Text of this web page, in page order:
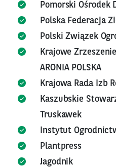
Pomorski Ośrodek
Polska Federacja
Polski Związek
Krajowe
ARONIA POLSKA
Krajowa Rada Izb
Kaszubskie
Truskawek
Instytut
Plantpress
Jagodnik